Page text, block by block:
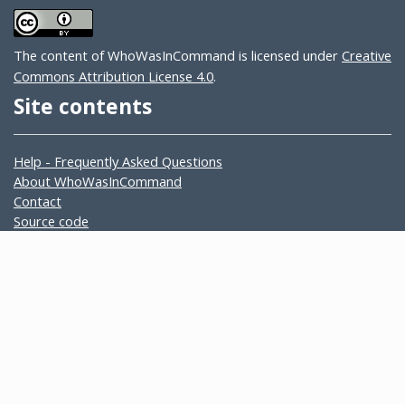
The content of WhoWasInCommand is licensed under Creative
Commons Attribution License 4.0.
Site contents
Help - Frequently Asked Questions
About WhoWasInCommand
Contact
Source code